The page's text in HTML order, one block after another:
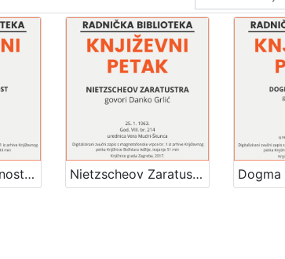
Umjetnost i vječnost : Književni petak, 28. 3. 1969., dvorana u Medulićevoj 30 / govori Danko Grlić ; urednik Stanislav Škunca Nietzscheov Zaratustra : Književni petak, 25. 1. 1963. / govori Danko Grlić ; urednica Vera Mudri-Škunca